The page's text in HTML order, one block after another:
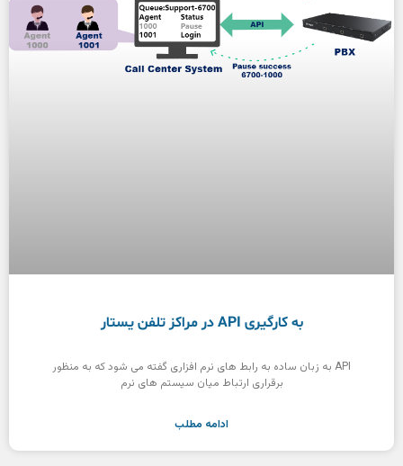
به کارگیری API در مراکز تلفن یستار
API به زبان ساده به رابط های نرم افزاری گفته می شود که به منظور
برقراری ارتباط میان سیستم های نرم
ادامه مطلب